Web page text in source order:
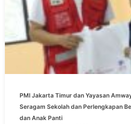
PMI Jakarta Timur dan Yayasan
Seragam Sekolah dan Perlengkapan
dan Anak Panti